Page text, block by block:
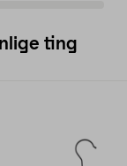
ting